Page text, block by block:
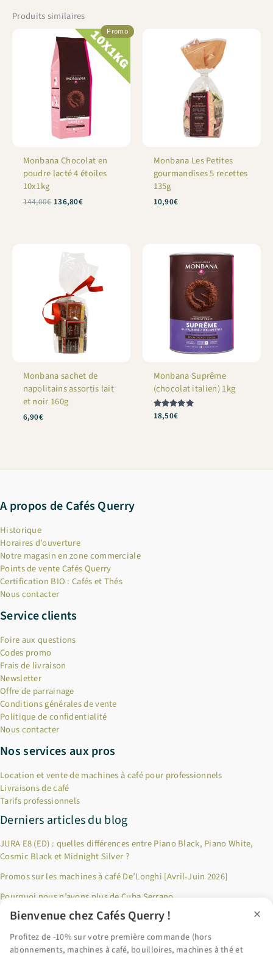
Produits similaires
Promo
Monbana Chocolat en
poudre lacté 4 étoiles
10x1kg
144,00€ Le
136,80€Le
Monbana Les Petites
gourmandises 5 recettes
135g
10,90€
Monbana sachet de
napolitains assortis lait
et noir 160g
6,90€
Monbana Suprême
(chocolat italien) 1kg
Note
18,50€
A propos de Cafés Querry
Historique
Horaires d’ouverture
Notre magasin en zone commerciale
Points de vente Cafés Querry
Certification BIO : Cafés et Thés
Nous contacter
Service clients
Foire aux questions
Codes promo
Frais de livraison
Newsletter
Offre de parrainage
Conditions générales de vente
Politique de confidentialité
Nous contacter
Nos services aux pros
Location et vente de machines à café pour professionnels
Livraisons de café
Tarifs professionnels
Derniers articles du blog
JURA E8 (ED) : quelles différences entre Piano Black, Piano White,
Cosmic Black et Midnight Silver ?
Promos sur les machines à café De’Longhi [Avril-Juin 2026]
Pourquoi nous n’avons plus de Cuba Serrano
Jusqu’à 100€ remboursés sur les produits Riviera & Bar ! [Décembre
Pourquoi privilégier le café en grains fraîchement torréfié ?
×
Bienvenue chez Cafés Querry !
Profitez de -10% sur votre première commande (hors
abonnements, machines à café, bouilloires, machines à thé et